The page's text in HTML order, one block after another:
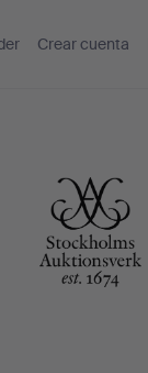
Crear cuenta